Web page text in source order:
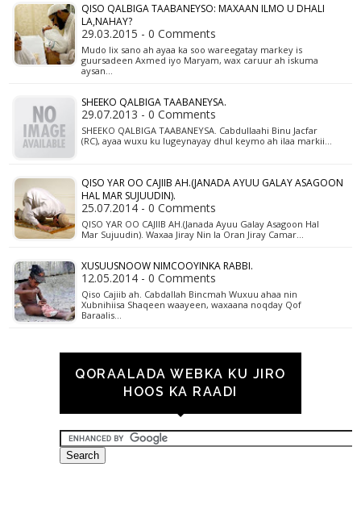
QISO QALBIGA TAABANEYSO: MAXAAN ILMO U DHALI
LA,NAHAY?
29.03.2015 - 0 Comments
Mudo lix sano ah ayaa ka soo wareegatay markey is
guursadeen Axmed iyo Maryam, wax caruur ah iskuma
aysan…
SHEEKO QALBIGA TAABANEYSA.
29.07.2013 - 0 Comments
SHEEKO QALBIGA TAABANEYSA. Cabdullaahi Binu Jacfar
(RC), ayaa wuxu ku lugeynayay dhul keymo ah ilaa markii…
QISO YAR OO CAJIIB AH.(JANADA AYUU GALAY ASAGOON
HAL MAR SUJUUDIN).
25.07.2014 - 0 Comments
QISO YAR OO CAJIIB AH.(Janada Ayuu Galay Asagoon Hal
Mar Sujuudin). Waxaa Jiray Nin la Oran Jiray Camar…
XUSUUSNOOW NIMCOOYINKA RABBI.
12.05.2014 - 0 Comments
Qiso Cajiib ah. Cabdallah Bincmah Wuxuu ahaa nin
Xubnihiisa Shaqeen waayeen, waxaana noqday Qof
Baraalis…
QORAALADA WEBKA KU JIRO
HOOS KA RAADI